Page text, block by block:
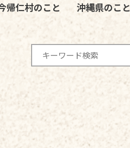
帰仁村のこと 沖縄県のこと